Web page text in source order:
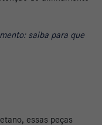
saiba para que
essas peças